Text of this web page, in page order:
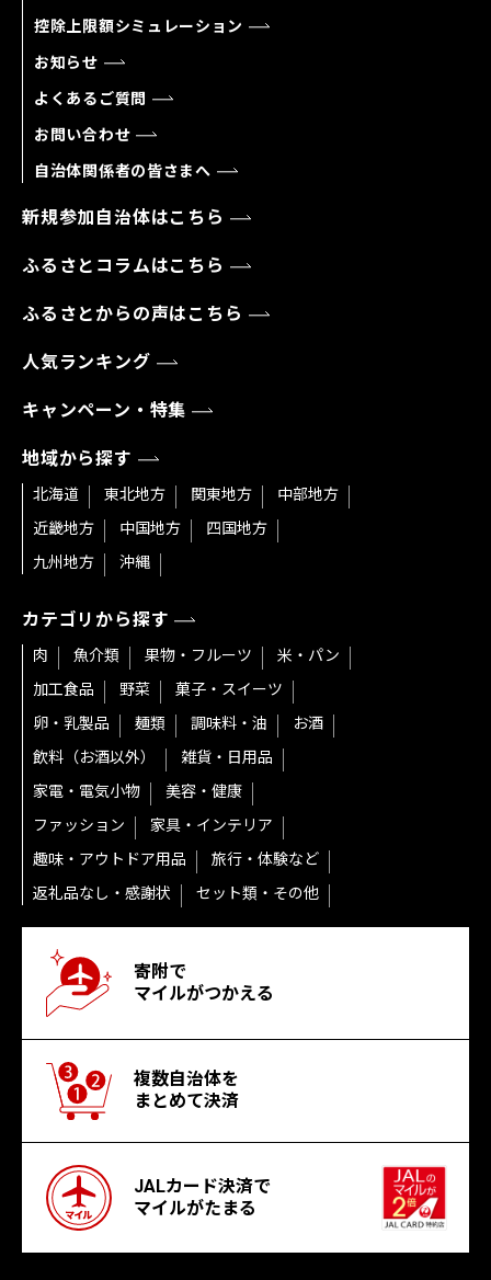
控除上限額シミュレーション
お知らせ
よくあるご質問
お問い合わせ
自治体関係者の皆さまへ
新規参加自治体はこちら
ふるさとコラムはこちら
ふるさとからの声はこちら
人気ランキング
キャンペーン・特集
地域から探す
北海道 東北地方 関東地方
中部地方
近畿地方
中国地方
四国地方
九州地方
沖縄
カテゴリから探す
肉 魚介類 果物・フルーツ
米・パン
加工食品
野菜
菓子・スイーツ
卵・乳製品
麺類 調味料・油
お酒
飲料（お酒以外）
雑貨・日用品
家電・電気小物
美容・健康
ファッション
家具・インテリア
趣味・アウトドア用品
旅行・体験など
返礼品なし・感謝状
セット類・その他
寄附で
マイルがつかえる
複数自治体を
まとめて決済
JALカード決済で
マイルがたまる